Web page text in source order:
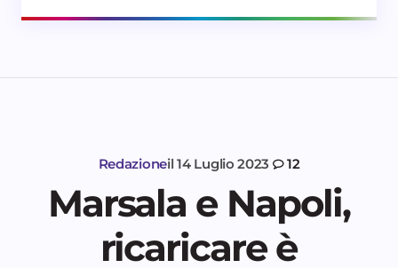
Redazioneil 14 Luglio 2023 12
Marsala e Napoli,
ricaricare è